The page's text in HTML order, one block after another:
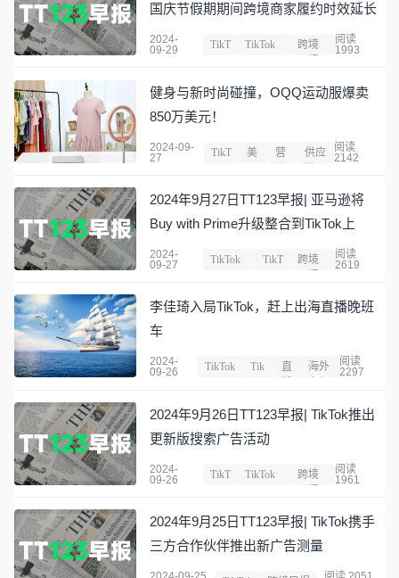
国庆节假期期间跨境商家履约时效延长
2024-
09-29
TikT
TikTok
跨境
阅读
1993
健身与新时尚碰撞，OQQ运动服爆卖
850万美元！
2024-09-
27
TikT
美
营
供应
阅读
2142
2024年9月27日TT123早报| 亚马逊将
Buy with Prime升级整合到TikTok上
2024-
09-27
TikTok
TikT
跨境
阅读
2619
李佳琦入局TikTok，赶上出海直播晚班
车
2024-
09-26
TikTok
Tik
直
海外
阅读
2297
2024年9月26日TT123早报| TikTok推出
更新版搜索广告活动
2024-
09-26
TikT
TikTok
跨境
阅读
1961
2024年9月25日TT123早报| TikTok携手
三方合作伙伴推出新广告测量